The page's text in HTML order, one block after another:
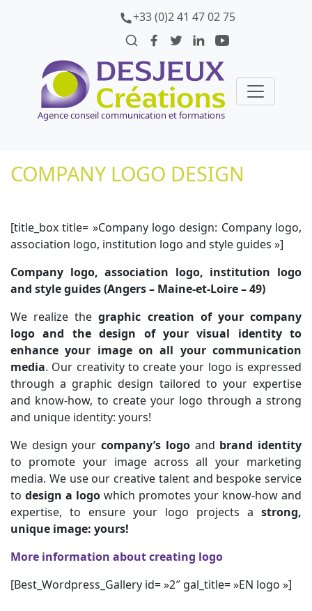
+33 (0)2 41 47 02 75
Agence conseil communication et formations
COMPANY LOGO DESIGN
[title_box title= »Company logo design: Company logo,
association logo, institution logo and style guides »]
Company logo, association logo, institution logo
and style guides (Angers – Maine-et-Loire – 49)
We realize thegraphic creation of your company
logo and the design of your visual identity to
enhance your image on all your communication
media. Our creativity to create your logo is expressed
through a graphic design tailored to your expertise
and know-how, to create your logo through a strong
and unique identity: yours!
We design yourcompany’s logoand brand identity
to promote your image across all your marketing
media. We use our creative talent and bespoke service
to design a logo which promotes your know-how and
expertise, to ensure your logo projects a strong,
unique image: yours!
More information about creating logo
[Best_Wordpress_Gallery id= »2″ gal_title= »EN logo »]